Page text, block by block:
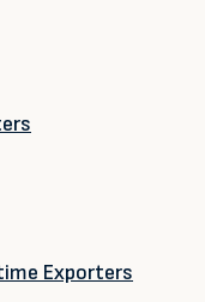
Exporters